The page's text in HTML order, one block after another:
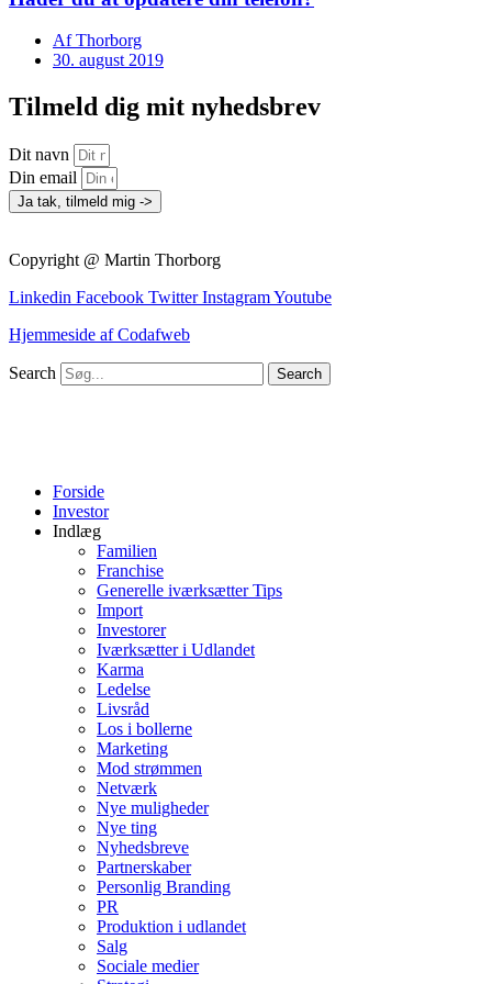
AfThorborg
30. august 2019
Tilmeld dig mit nyhedsbrev
Dit navn
Din email
Ja tak, tilmeld mig ->
Copyright @ Martin Thorborg
Linkedin Facebook Twitter InstagramYoutube
Hjemmeside af Codafweb
Search Search
Forside
Investor
Indlæg
Familien
Franchise
Generelle iværksætter Tips
Import
Investorer
Iværksætter i Udlandet
Karma
Ledelse
Livsråd
Los i bollerne
Marketing
Mod strømmen
Netværk
Nye muligheder
Nye ting
Nyhedsbreve
Partnerskaber
Personlig Branding
PR
Produktion i udlandet
Salg
Sociale medier